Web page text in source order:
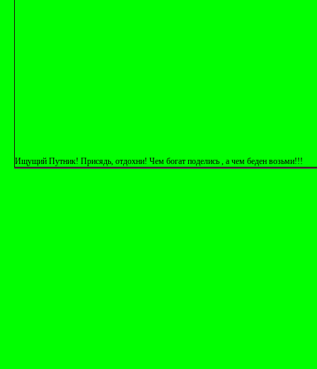
Ищущий Путник! Присядь, отдохни! Чем богат поделись , а чем беден возьми!!!